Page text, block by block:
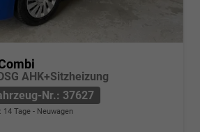
AHK+Sitzheizung
Nr.: 37627
14 Tage Neuwagen